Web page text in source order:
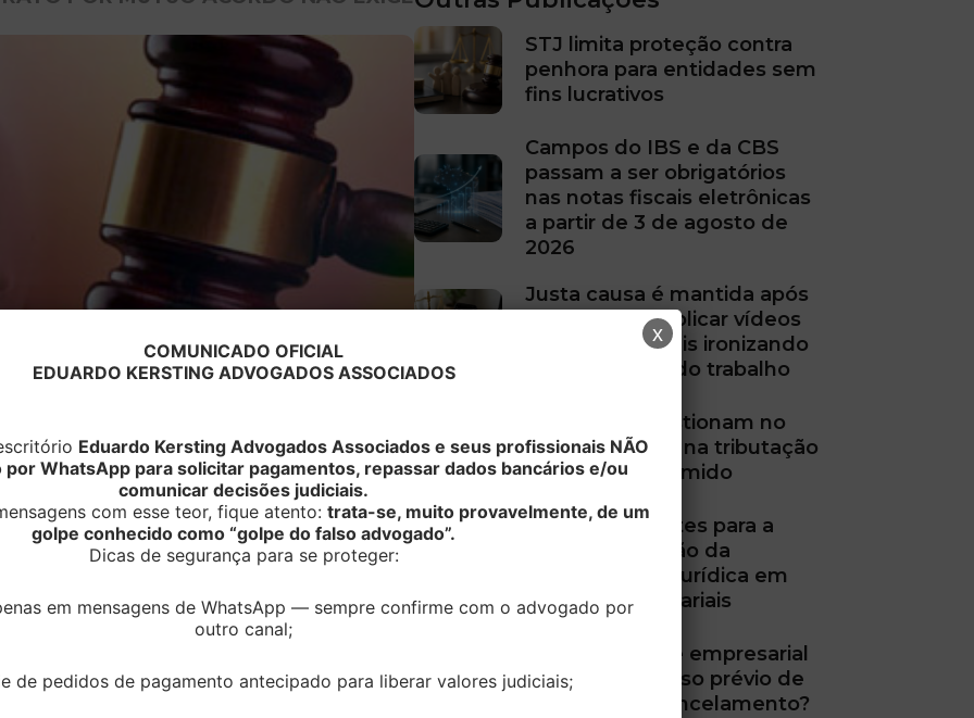
POR MÚTUO
DE
considerou válida a rescisão contratual
empregador, sem necessidade de
STJ limita proteção contra
penhora para entidades sem
fins lucrativos
Campos do IBS e da CBS
passam a ser obrigatórios
nas notas fiscais eletrônicas
a partir de 3 de agosto de
2026
Justa causa é mantida após
trabalhador publicar vídeos
nas redes sociais ironizando
afastamentos do trabalho
Empresas questionam no
STF mudanças na tributação
do Lucro Presumido
STJ define limites para a
desconsideração da
personalidade jurídica em
dívidas empresariais
Plano de saúde empresarial
pode cobrar aviso prévio de
60 dias para cancelamento?
COMUNICADO OFICIAL
EDUARDO KERSTING ADVOGADOS ASSOCIADOS
Eduardo Kersting Advogados Associados e seus profissionais NÃO
WhatsApp para solicitar pagamentos, repassar dados bancários e/ou
comunicar decisões judiciais.
com esse teor, fique atento: trata-se, muito provavelmente, de um
golpe conhecido como “golpe do falso advogado”.
Dicas de segurança para se proteger:
em mensagens de WhatsApp — sempre confirme com o advogado por
outro canal;
de pedidos de pagamento antecipado para liberar valores judiciais;
x